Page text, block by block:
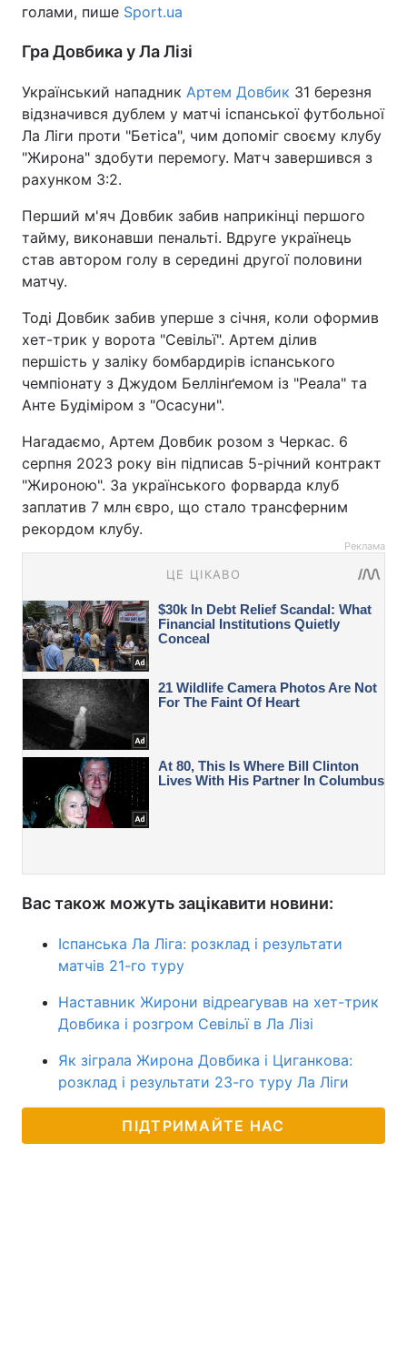
голами, пише Sport.ua
Гра Довбика у Ла Лізі
Український нападник Артем Довбик 31 березня
відзначився дублем у матчі іспанської футбольної
Ла Ліги проти "Бетіса", чим допоміг своєму клубу
"Жирона" здобути перемогу. Матч завершився з
рахунком 3:2.
Перший м'яч Довбик забив наприкінці першого
тайму, виконавши пенальті. Вдруге українець
став автором голу в середині другої половини
матчу.
Тоді Довбик забив уперше з січня, коли оформив
хет-трик у ворота "Севільї". Артем ділив
першість у заліку бомбардирів іспанського
чемпіонату з Джудом Беллінґемом із "Реала" та
Анте Будіміром з "Осасуни".
Нагадаємо, Артем Довбик розом з Черкас. 6
серпня 2023 року він підписав 5-річний контракт
"Жироною". За українського форварда клуб
заплатив 7 млн євро, що стало трансферним
рекордом клубу.
Реклама
Вас також можуть зацікавити новини:
Іспанська Ла Ліга: розклад і результати
матчів 21-го туру
Наставник Жирони відреагував на хет-трик
Довбика і розгром Севільї в Ла Лізі
Як зіграла Жирона Довбика і Циганкова:
розклад і результати 23-го туру Ла Ліги
ПІДТРИМАЙТЕ НАС